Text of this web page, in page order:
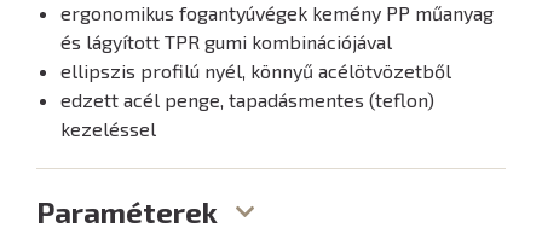
ergonomikus fogantyúvégek kemény PP műanyag
és lágyított TPR gumi kombinációjával
ellipszis profilú nyél, könnyű acélötvözetből
edzett acél penge, tapadásmentes (teflon)
kezeléssel
Paraméterek